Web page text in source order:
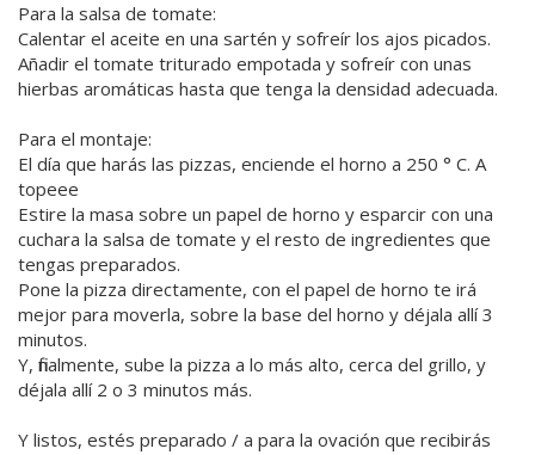
Para la salsa de tomate:
Calentar el aceite en una sartén y sofreír los ajos picados.
Añadir el tomate triturado empotada y sofreír con unas
hierbas aromáticas hasta que tenga la densidad adecuada.
Para el montaje:
El día que harás las pizzas, enciende el horno a 250 ° C. A
topeee
Estire la masa sobre un papel de horno y esparcir con una
cuchara la salsa de tomate y el resto de ingredientes que
tengas preparados.
Pone la pizza directamente, con el papel de horno te irá
mejor para moverla, sobre la base del horno y déjala allí 3
minutos.
Y, finalmente, sube la pizza a lo más alto, cerca del grillo, y
déjala allí 2 o 3 minutos más.
Y listos, estés preparado / a para la ovación que recibirás